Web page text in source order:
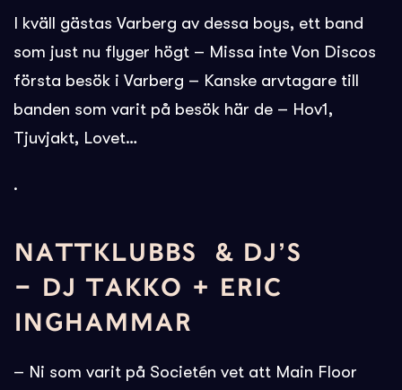
I kväll gästas Varberg av dessa boys, ett band
som just nu flyger högt – Missa inte Von Discos
första besök i Varberg – Kanske arvtagare till
banden som varit på besök här de – Hov1,
Tjuvjakt, Lovet…
.
NATTKLUBBS & DJ’S
– DJ TAKKO + ERIC
INGHAMMAR
– Ni som varit på Societén vet att Main Floor